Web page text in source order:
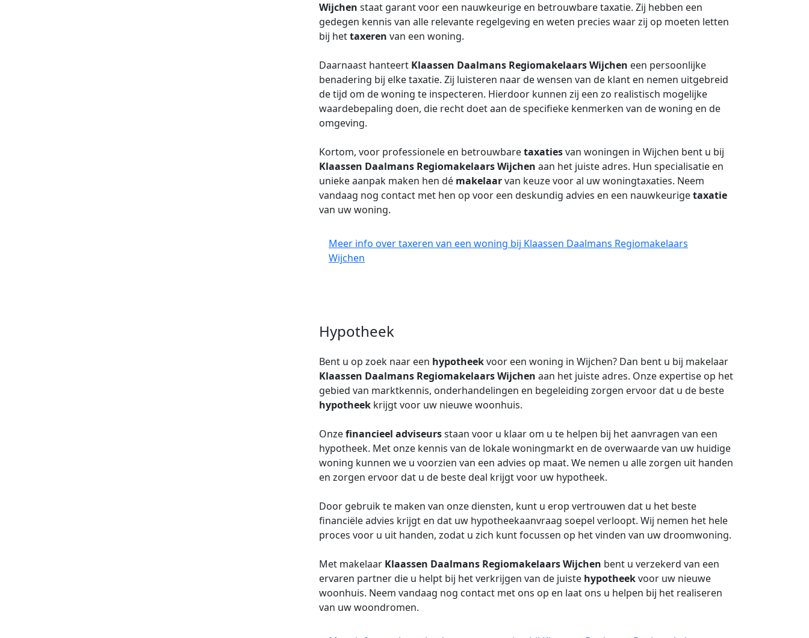
Wijchen staat garant voor een nauwkeurige en betrouwbare taxatie. Zij hebben een
gedegen kennis van alle relevante regelgeving en weten precies waar zij op moeten letten
bij hettaxeren van een woning.
Daarnaast hanteert Klaassen Daalmans Regiomakelaars Wijchen een persoonlijke
benadering bij elke taxatie. Zij luisteren naar de wensen van de klant en nemen uitgebreid
de tijd om de woning te inspecteren. Hierdoor kunnen zij een zo realistisch mogelijke
waardebepaling doen, die recht doet aan de specifieke kenmerken van de woning en de
omgeving.
Kortom, voor professionele en betrouwbaretaxatiesvan woningen in Wijchen bent u bij
Klaassen Daalmans Regiomakelaars Wijchen aan het juiste adres. Hun specialisatie en
unieke aanpak maken hen dé makelaarvan keuze voor al uw woningtaxaties. Neem
vandaag nog contact met hen op voor een deskundig advies en een nauwkeurigetaxatie
van uw woning.
Meer info over taxeren van een woning bij Klaassen Daalmans Regiomakelaars
Wijchen
Hypotheek
Bent u op zoek naar een hypotheekvoor een woning in Wijchen? Dan bent u bij makelaar
Klaassen Daalmans Regiomakelaars Wijchen aan het juiste adres. Onze expertise op het
gebied van marktkennis, onderhandelingen en begeleiding zorgen ervoor dat u de beste
hypotheek krijgt voor uw nieuwe woonhuis.
Onzefinancieel adviseursstaan voor u klaar om u te helpen bij het aanvragen van een
hypotheek. Met onze kennis van de lokale woningmarkt en de overwaarde van uw huidige
woning kunnen we u voorzien van een advies op maat. We nemen u alle zorgen uit handen
en zorgen ervoor dat u de beste deal krijgt voor uw hypotheek.
Door gebruik te maken van onze diensten, kunt u erop vertrouwen dat u het beste
financiële advies krijgt en dat uw hypotheekaanvraag soepel verloopt. Wij nemen het hele
proces voor u uit handen, zodat u zich kunt focussen op het vinden van uw droomwoning.
Met makelaar Klaassen Daalmans Regiomakelaars Wijchen bent u verzekerd van een
ervaren partner die u helpt bij het verkrijgen van de juiste hypotheekvoor uw nieuwe
woonhuis. Neem vandaag nog contact met ons op en laat ons u helpen bij het realiseren
van uw woondromen.